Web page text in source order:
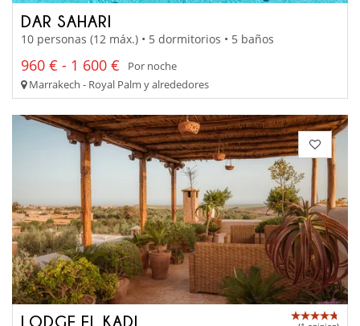
DAR SAHARI
10 personas (12 máx.) • 5 dormitorios • 5 baños
960 € - 1 600 €
Por noche
Marrakech - Royal Palm y alrededores
LODGE EL KADI